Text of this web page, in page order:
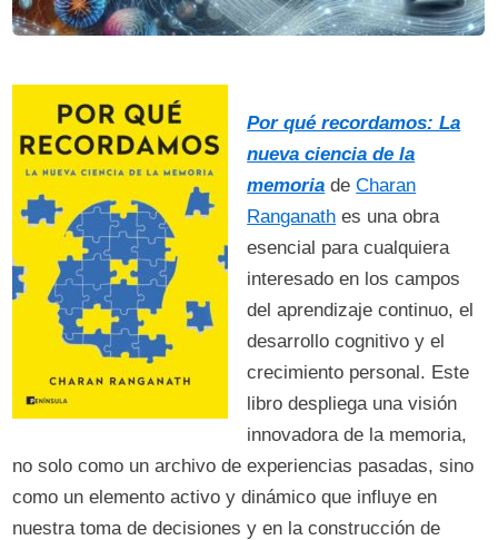
Por qué recordamos: La
nueva ciencia de la
memoria deCharan
Ranganath es una obra
esencial para cualquiera
interesado en los campos
del aprendizaje continuo, el
desarrollo cognitivo y el
crecimiento personal. Este
libro despliega una visión
innovadora de la memoria,
no solo como un archivo de experiencias pasadas, sino
como un elemento activo y dinámico que influye en
nuestra toma de decisiones y en la construcción de